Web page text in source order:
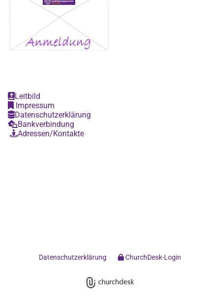
Leitbild
Impressum
Datenschutzerklärung
Bankverbindung
Adressen/Kontakte
Datenschutzerklärung ChurchDesk-Login